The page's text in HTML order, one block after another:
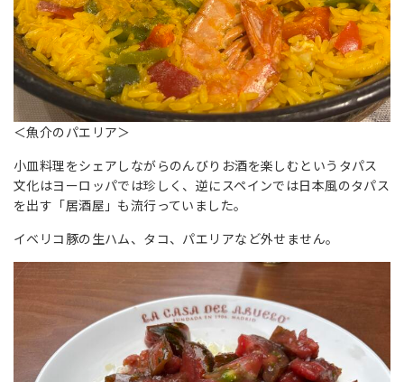
＜魚介のパエリア＞
小皿料理をシェアしながらのんびりお酒を楽しむというタパス
文化はヨーロッパでは珍しく、逆にスペインでは日本風のタパス
を出す「居酒屋」も流行っていました。
イベリコ豚の生ハム、タコ、パエリアなど外せません。